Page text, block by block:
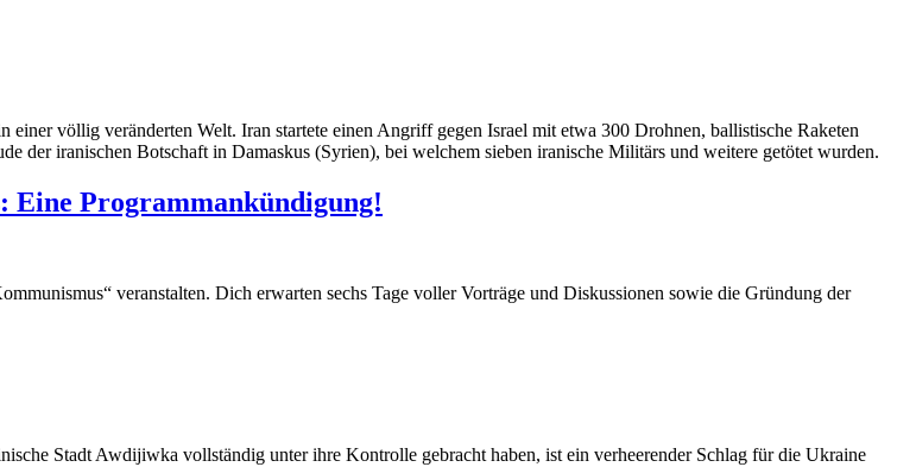
völlig veränderten Welt. Iran startete einen Angriff gegen Israel mit etwa 300 Drohnen, ballistische Raketen
der iranischen Botschaft in Damaskus (Syrien), bei welchem sieben iranische Militärs und weitere getötet wurden.
Eine Programmankündigung!
veranstalten. Dich erwarten sechs Tage voller Vorträge und Diskussionen sowie die Gründung der
Stadt Awdijiwka vollständig unter ihre Kontrolle gebracht haben, ist ein verheerender Schlag für die Ukraine